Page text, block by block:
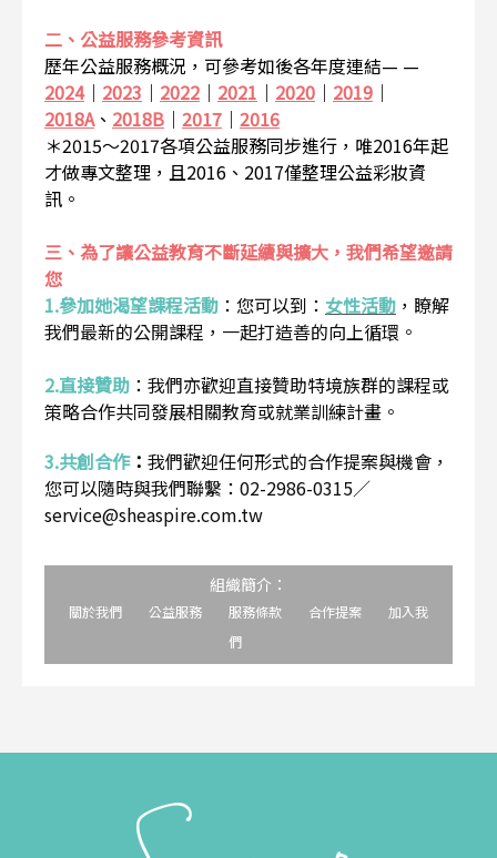
二、公益服務參考資訊
歷年公益服務概況，可參考如後各年度連結— —
2024｜ 2023 ｜ 2022 ｜ 2021 ｜ 2020 ｜ 2019 ｜
2018A、 2018B ｜ 2017 ｜ 2016
＊2015～2017各項公益服務同步進行，唯2016年起
才做專文整理，且2016、2017僅整理公益彩妝資
訊。
三、為了讓公益教育不斷延續與擴大，我們希望邀請
您
1.參加她渴望課程活動 ： 您可以到： 女性活動 ，瞭解
我們最新的公開課程，一起打造善的向上循環。
2.直接贊助 ： 我們亦歡迎直接贊助特境族群的課程或
策略合作共同發展相關教育或就業訓練計畫。
3.共創合作： 我們歡迎任何形式的合作提案與機會，
您可以隨時與我們聯繫：02-2986-0315／
service@sheaspire.com.tw
組織簡介：
關於我們 公益服務 服務條款 合作提案
加入我
們